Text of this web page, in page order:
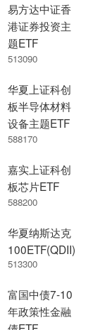
易方达中证香
港证券投资主
题ETF
513090
华夏上证科创
板半导体材料
设备主题ETF
588170
嘉实上证科创
板芯片ETF
588200
华夏纳斯达克
100ETF(QDII)
513300
富国中债7-10
年政策性金融